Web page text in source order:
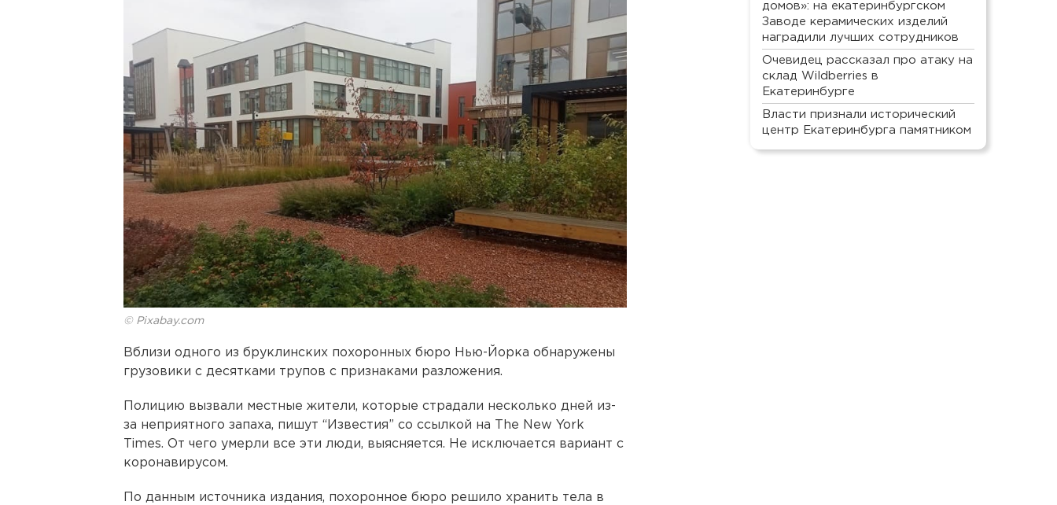
© Pixabay.com
Вблизи одного из бруклинских похоронных бюро Нью-Йорка обнаружены
грузовики с десятками трупов с признаками разложения.
Полицию вызвали местные жители, которые страдали несколько дней из-
за неприятного запаха, пишут “Известия” со ссылкой на The New York
Times. От чего умерли все эти люди, выясняется. Не исключается вариант с
коронавирусом.
По данным источника издания, похоронное бюро решило хранить тела в
домов»: на екатеринбургском
Заводе керамических изделий
наградили лучших сотрудников
Очевидец рассказал про атаку на
склад Wildberries в
Екатеринбурге
Власти признали исторический
центр Екатеринбурга памятником